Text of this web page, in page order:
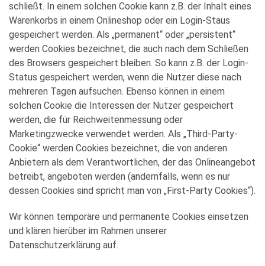
schließt. In einem solchen Cookie kann z.B. der Inhalt eines
Warenkorbs in einem Onlineshop oder ein Login-Staus
gespeichert werden. Als „permanent“ oder „persistent“
werden Cookies bezeichnet, die auch nach dem Schließen
des Browsers gespeichert bleiben. So kann z.B. der Login-
Status gespeichert werden, wenn die Nutzer diese nach
mehreren Tagen aufsuchen. Ebenso können in einem
solchen Cookie die Interessen der Nutzer gespeichert
werden, die für Reichweitenmessung oder
Marketingzwecke verwendet werden. Als „Third-Party-
Cookie“ werden Cookies bezeichnet, die von anderen
Anbietern als dem Verantwortlichen, der das Onlineangebot
betreibt, angeboten werden (andernfalls, wenn es nur
dessen Cookies sind spricht man von „First-Party Cookies“).
Wir können temporäre und permanente Cookies einsetzen
und klären hierüber im Rahmen unserer
Datenschutzerklärung auf.